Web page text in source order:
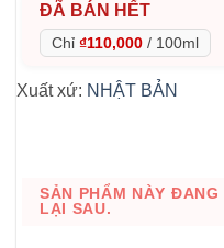
ĐÃ BÁN HẾT
Chỉ ₫110,000 / 100ml
Xuất xứ: NHẬT BẢN
SẢN PHẨM NÀY
LẠI SAU.